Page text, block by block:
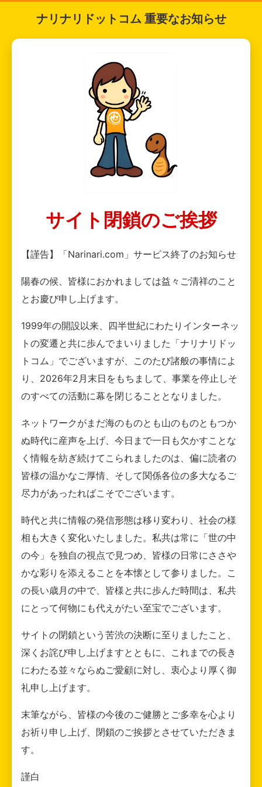
ナリナリドットコム 重要なお知らせ
サイト閉鎖のご挨拶
【謹告】「Narinari.com」サービス終了のお知らせ
陽春の候、皆様におかれましては益々ご清祥のこと
とお慶び申し上げます。
1999年の開設以来、四半世紀にわたりインターネッ
トの変遷と共に歩んでまいりました「ナリナリドッ
トコム」でございますが、このたび諸般の事情によ
り、2026年2月末日をもちまして、事業を停止しそ
のすべての活動に幕を閉じることとなりました。
ネットワークがまだ海のものとも山のものともつか
ぬ時代に産声を上げ、今日まで一日も欠かすことな
く情報を紡ぎ続けてこられましたのは、偏に読者の
皆様の温かなご厚情、そして関係各位の多大なるご
尽力があったればこそでございます。
時代と共に情報の発信形態は移り変わり、社会の様
相も大きく変化いたしました。私共は常に「世の中
の今」を独自の視点で見つめ、皆様の日常にささや
かな彩りを添えることを本懐として参りました。こ
の長い歳月の中で、皆様と共に歩んだ時間は、私共
にとって何物にも代えがたい至宝でございます。
サイトの閉鎖という苦渋の決断に至りましたこと、
深くお詫び申し上げますとともに、これまでの長き
にわたる並々ならぬご愛顧に対し、衷心より厚く御
礼申し上げます。
末筆ながら、皆様の今後のご健勝とご多幸を心より
お祈り申し上げ、閉鎖のご挨拶とさせていただきま
す。
謹白